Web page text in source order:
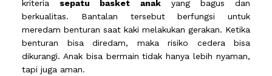
kriteria sepatu basket anakyang bagus dan
berkualitas. Bantalan tersebut berfungsi untuk
meredam benturan saat kaki melakukan gerakan. Ketika
benturan bisa diredam, maka risiko cedera bisa
dikurangi. Anak bisa bermain tidak hanya lebih nyaman,
tapi juga aman.